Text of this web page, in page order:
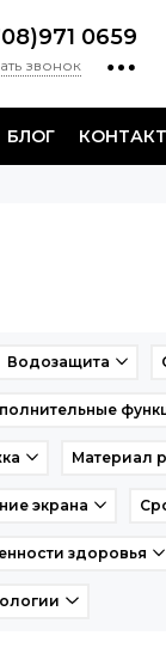
0659
звонок
БЛОГ
Водозащита
Материал
экрана
здоровья